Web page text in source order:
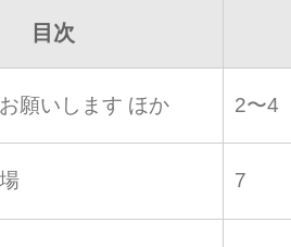
目次
願いします ほか 2〜4
7